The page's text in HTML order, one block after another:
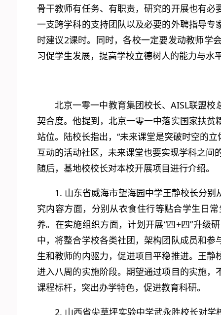
骨干教师有任务、有职责，研究的开展也有
一支跨学科的支持团队以及必要的外聘指导
时建议2课时。同时，各校一定要发动教师学
习促学生发展，提高学校立德树人的能力与水
北京一零一中教育集团校长、AISL联盟
契合度。他提到，北京一零一中落实国家扶
站位。陆校长指出，“未来课堂是突破时空的
互动的活动社区，未来课堂也要实现学科之间
随后，基地校校长对本校开展项目进行介绍。
1. 山东省威海市望海园中学王静校长分
究内容方面，分别从衣食住行等贴合学生日
养。在实施组织方面，计划开展“四+四”升级
中，将整合学校各类社团，架构团队成员和
生和教师的内驱力，促进项目平稳推进。王
进入八周的实施阶段。期望通过项目的实施
课程标杆，突出办学特色，促进教育科研。
2. 山西省尖草坪实验中学武永胜校长对